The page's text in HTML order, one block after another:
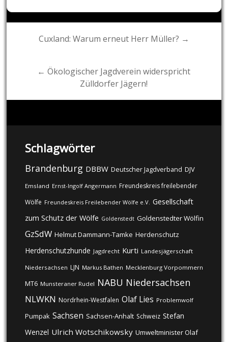
PostCuxland: Warum erneut Herr Müller? →
← Ökologischer Jagdverein widerspricht
Zülldorfer Jägern!
Schlagwörter
Brandenburg DBBW Deutscher Jagdverband DJV
Emsland Ernst-Ingolf Angermann Freundeskreis freilebender
Wölfe Freundeskreis Freilebender Wölfe e.V. Gesellschaft
zum Schutz der Wölfe Goldenstedt Goldenstedter Wölfin
GzSdW Helmut Dammann-Tamke Herdenschutz
Herdenschutzhunde Jagdrecht Kurti Landesjägerschaft
Niedersachsen LJN Markus Bathen Mecklenburg Vorpommern
MT6 Munsteraner Rudel NABU Niedersachsen
NLWKN Nordrhein-Westfalen Olaf Lies Problemwolf
Pumpak Sachsen Sachsen-Anhalt Schweiz Stefan
Wenzel Ulrich Wotschikowsky Umweltminister Olaf